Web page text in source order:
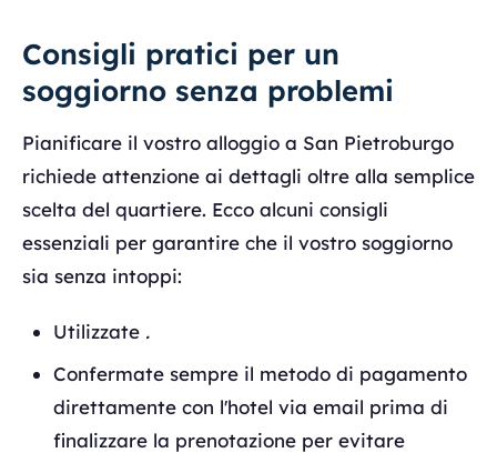
Consigli pratici per un
soggiorno senza problemi
Pianificare il vostro alloggio a San Pietroburgo
richiede attenzione ai dettagli oltre alla semplice
scelta del quartiere. Ecco alcuni consigli
essenziali per garantire che il vostro soggiorno
sia senza intoppi:
Utilizzate .
Confermate sempre il metodo di pagamento
direttamente con l'hotel via email prima di
finalizzare la prenotazione per evitare